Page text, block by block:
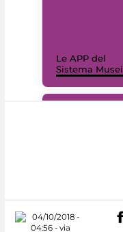
Le APP del
Sistema Musei